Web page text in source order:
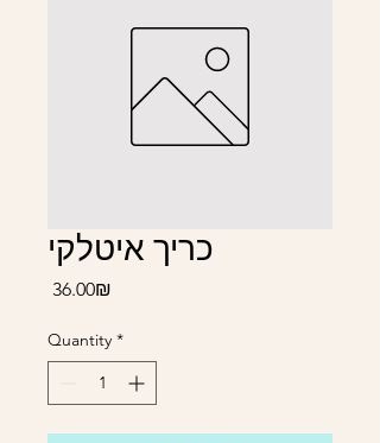
כריך איטלקי
‏36.00 ‏₪
Quantity *